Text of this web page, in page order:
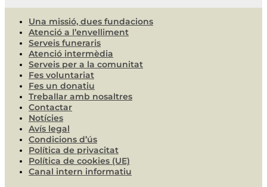
Una missió, dues fundacions
Atenció a l’envelliment
Serveis funeraris
Atenció intermèdia
Serveis per a la comunitat
Fes voluntariat
Fes un donatiu
Treballar amb nosaltres
Contactar
Notícies
Avís legal
Condicions d’ús
Política de privacitat
Política de cookies (UE)
Canal intern informatiu